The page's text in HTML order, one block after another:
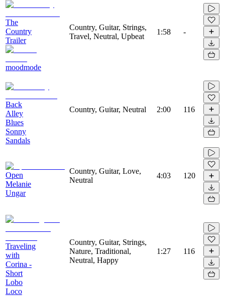
The
Country
Trailer
moodmode
Country, Guitar, Strings,
Travel, Neutral, Upbeat
1:58 -
Back
Alley
Blues
Sonny
Sandals
Country, Guitar, Neutral 2:00 116
Open
Melanie
Ungar
Country, Guitar, Love,
Neutral
4:03 120
Traveling
with
Corina -
Short
Lobo
Loco
Country, Guitar, Strings,
Nature, Traditional,
Neutral, Happy
1:27 116